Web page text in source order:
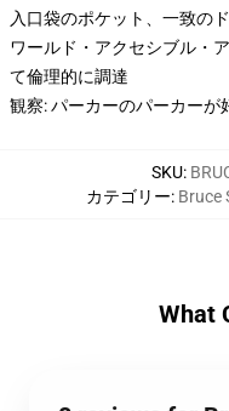
入口袋のポケット、一致の
ワールド・アクセシブル・
て倫理的に調達
観察: パーカーのパーカー
SKU:
カテゴリー: Bruce
What